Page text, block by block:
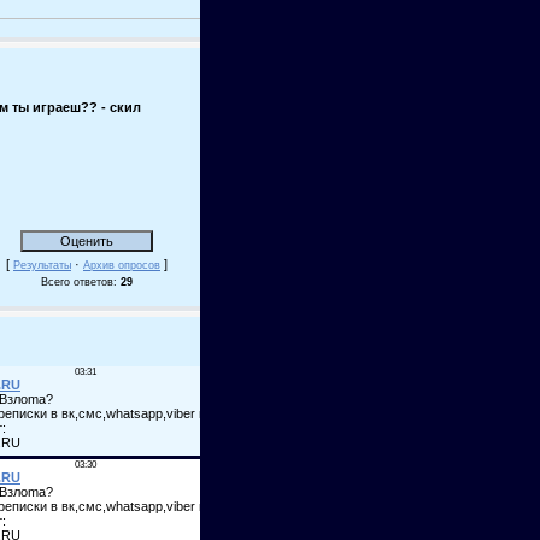
ты играеш?? - скил
[ Результаты · Архив опросов ]
Всего ответов: 29